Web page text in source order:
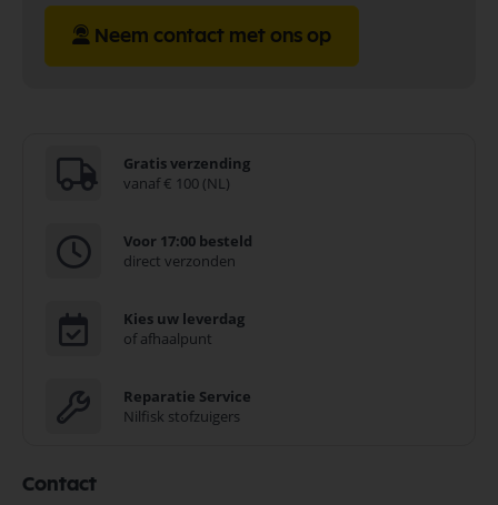
Neem contact met ons op
Gratis verzending
vanaf € 100 (NL)
Voor 17:00 besteld
direct verzonden
Kies uw leverdag
of afhaalpunt
Reparatie Service
Nilfisk stofzuigers
Contact